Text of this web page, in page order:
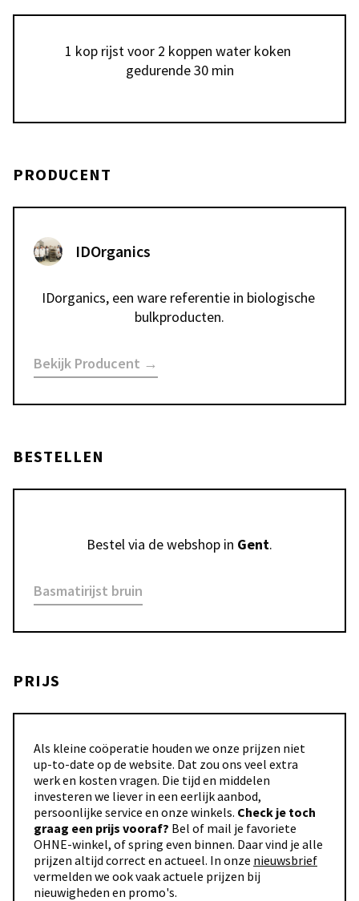
1 kop rijst voor 2 koppen water koken
PRODUCENT
IDOrganics
IDorganics, een ware referentie in biologische
bulkproducten.
Bekijk Producent →
BESTELLEN
Bestel via de webshop in Gent.
Basmatirijst bruin
PRIJS
Als kleine coöperatie houden we onze prijzen niet
up-to-date op de website. Dat zou ons veel extra
werk en kosten vragen. Die tijd en middelen
investeren we liever in een eerlijk aanbod,
persoonlijke service en onze winkels. Check je toch
graag een prijs vooraf? Bel of mail je favoriete
OHNE-winkel, of spring even binnen. Daar vind je alle
prijzen altijd correct en actueel. In onze nieuwsbrief
vermelden we ook vaak actuele prijzen bij
nieuwigheden en promo's.